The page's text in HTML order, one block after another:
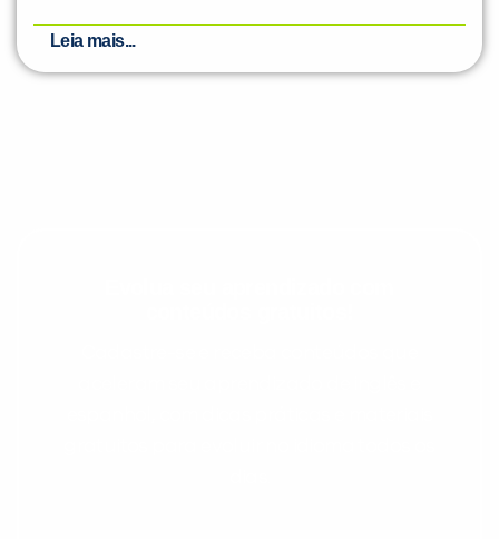
Leia mais...